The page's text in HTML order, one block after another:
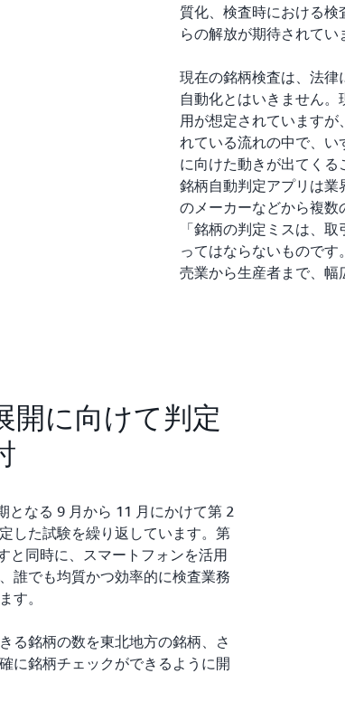
質化、検査時における
らの解放が期待されてい
現在の銘柄検査は、法
自動化とはいきません
用が想定されています
れている流れの中で、
に向けた動きが出てく
銘柄自動判定アプリは
のメーカーなどから複数
「銘柄の判定ミスは、
ってはならないもので
売業から生産者まで、幅
開に向けて判定
となる 9 月から 11 月にかけて第 2
した試験を繰り返しています。第
と同時に、スマートフォンを活用
誰でも均質かつ効率的に検査業務
す。
る銘柄の数を東北地方の銘柄、さ
に銘柄チェックができるように開